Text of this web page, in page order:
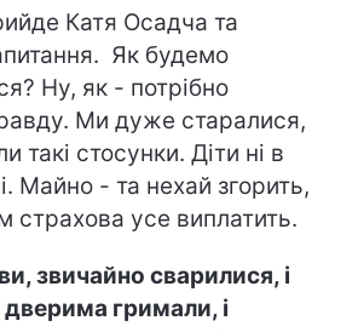
Катя Осадча та
Як будемо
Ну, як - потрібно
Ми дуже старалися,
такі стосунки. Діти ні в
Майно - та нехай згорить,
страхова усе виплатить.
звичайно сварилися, і
дверима гримали, і